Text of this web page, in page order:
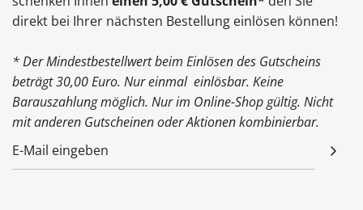
direkt bei Ihrer nächsten Bestellung einlösen können!
* Der Mindestbestellwert beim Einlösen des Gutscheins
beträgt 30,00 Euro. Nur einmal einlösbar. Keine
Barauszahlung möglich. Nur im Online-Shop gültig. Nicht
mit anderen Gutscheinen oder Aktionen kombinierbar.